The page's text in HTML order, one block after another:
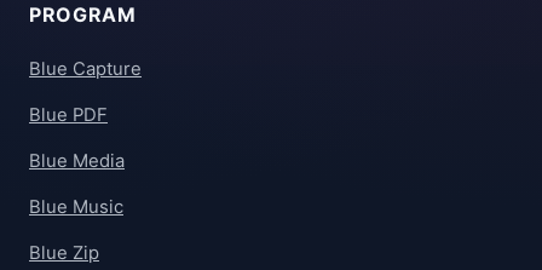
PROGRAM
Blue Capture
Blue PDF
Blue Media
Blue Music
Blue Zip